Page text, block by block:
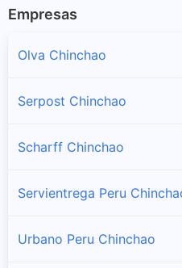
Empresas
Olva Chinchao
Serpost Chinchao
Scharff Chinchao
Servientrega Peru
Urbano Peru Chinchao